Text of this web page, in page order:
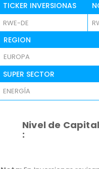
TICKER INVERSIONAS
RWE-DE
REGION
EUROPA
SUPER SECTOR
ENERGÍA
Nivel de
: